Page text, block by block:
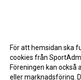
För att hemsidan ska
cookies från
Föreningen kan också
eller marknadsföring.